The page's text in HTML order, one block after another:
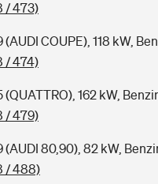
/ 473)
COUPE), 118 kW,
/ 474)
(QUATTRO), 162 kW,
/ 479)
(AUDI 80,90), 82 kW,
/ 488)